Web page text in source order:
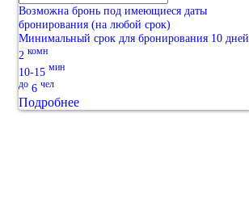
Возможна бронь под имеющиеся даты
бронирования (на любой срок)
Минимальный срок для бронирования 10 дней
2 комн
10-15 мин
до 6 чел
Подробнее